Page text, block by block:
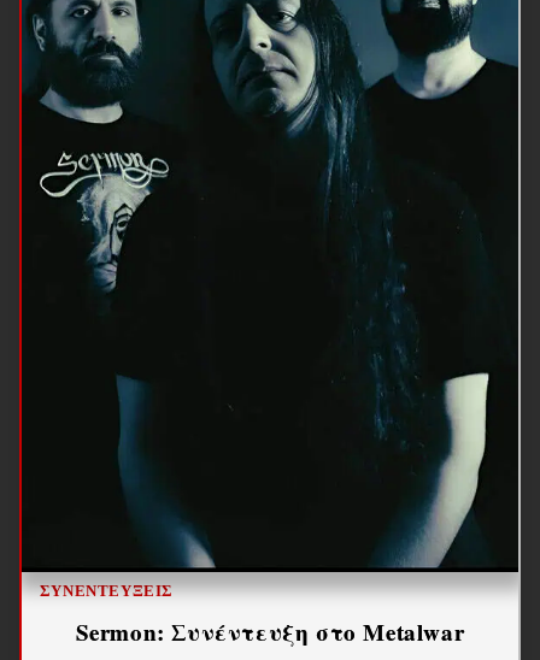
ΣΥΝΕΝΤΕΎΞΕΙΣ
Sermon: Συνέντευξη στο Metalwar